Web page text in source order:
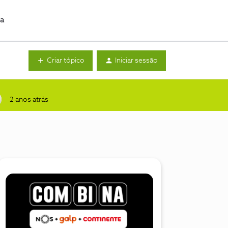
Criar tópico Iniciar sessão
2 anos atrás